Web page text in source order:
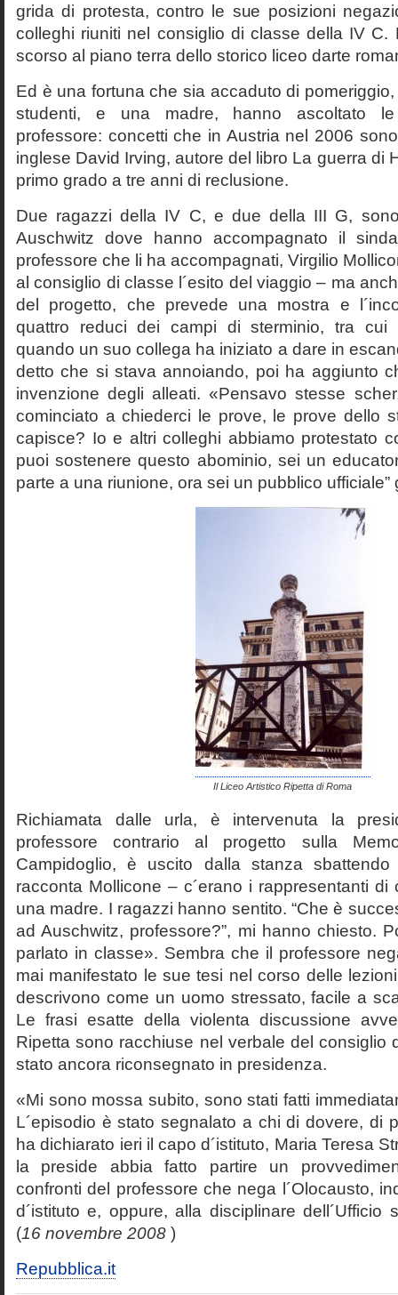
grida di protesta, contro le sue posizioni
colleghi riuniti nel consiglio di classe della IV C.
scorso al piano terra dello storico liceo darte
Ed è una fortuna che sia accaduto di
studenti, e una madre, hanno ascoltato le
professore: concetti che in Austria nel 2006
inglese David Irving, autore del libro La guerra di
primo grado a tre anni di reclusione.
Due ragazzi della IV C, e due della III G,
Auschwitz dove hanno accompagnato il
professore che li ha accompagnati, Virgilio
al consiglio di classe l´esito del viaggio – ma
del progetto, che prevede una mostra e
quattro reduci dei campi di sterminio, tra cui
quando un suo collega ha iniziato a dare in
detto che si stava annoiando, poi ha aggiunto
invenzione degli alleati. «Pensavo stesse
cominciato a chiederci le prove, le prove dello
capisce? Io e altri colleghi abbiamo protestato
puoi sostenere questo abominio, sei un
parte a una riunione, ora sei un pubblico ufficiale”
Il Liceo Artistico Ripetta di Roma
Richiamata dalle urla, è intervenuta la
professore contrario al progetto sulla
Campidoglio, è uscito dalla stanza
racconta Mollicone – c´erano i rappresentanti
una madre. I ragazzi hanno sentito. “Che è
ad Auschwitz, professore?”, mi hanno chiesto.
parlato in classe». Sembra che il professore
mai manifestato le sue tesi nel corso delle
descrivono come un uomo stressato, facile a
Le frasi esatte della violenta discussione
Ripetta sono racchiuse nel verbale del consiglio
stato ancora riconsegnato in presidenza.
«Mi sono mossa subito, sono stati fatti
L´episodio è stato segnalato a chi di dovere, di
ha dichiarato ieri il capo d´istituto, Maria Teresa
la preside abbia fatto partire un
confronti del professore che nega l´Olocausto,
d´istituto e, oppure, alla disciplinare dell´Ufficio
(16 novembre 2008 )
Repubblica.it